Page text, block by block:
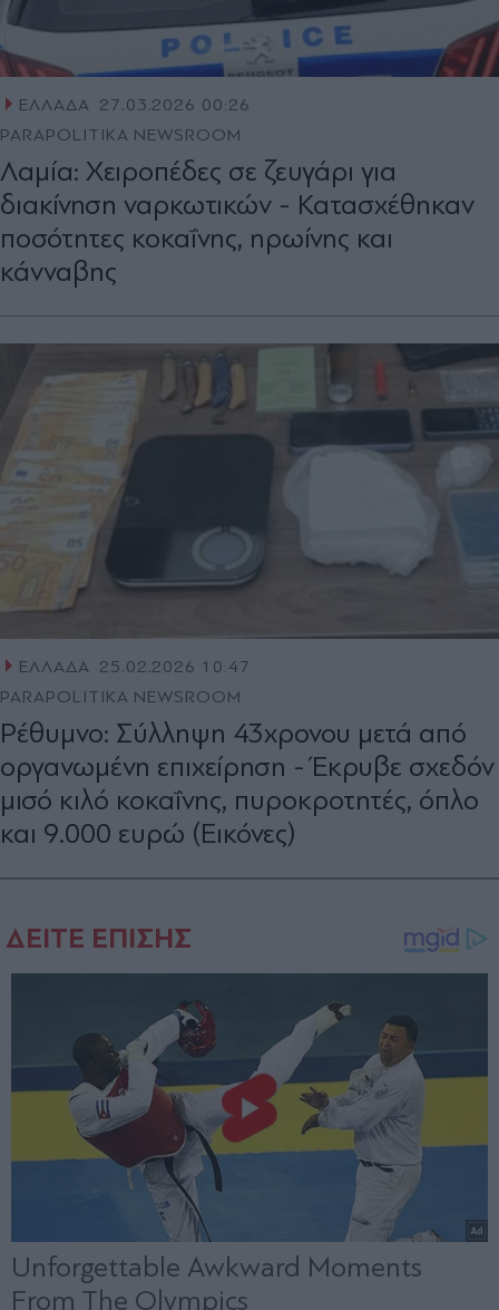
ΕΛΛΑΔΑ 27.03.2026 00:26
PARAPOLITIKA NEWSROOM
Λαμία: Χειροπέδες σε ζευγάρι για
διακίνηση ναρκωτικών - Κατασχέθηκαν
ποσότητες κοκαΐνης, ηρωίνης και
κάνναβης
ΕΛΛΑΔΑ 25.02.2026 10:47
PARAPOLITIKA NEWSROOM
Ρέθυμνο: Σύλληψη 43χρονου μετά από
οργανωμένη επιχείρηση - Έκρυβε σχεδόν
μισό κιλό κοκαΐνης, πυροκροτητές, όπλο
και 9.000 ευρώ (Εικόνες)